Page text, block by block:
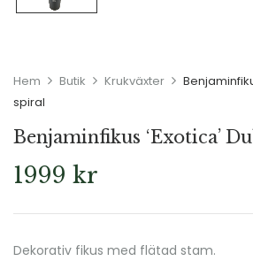
Hem Butik Krukväxter
spiral
Benjaminfikus ‘Exotica’
1999 kr
Dekorativ fikus med flätad stam.